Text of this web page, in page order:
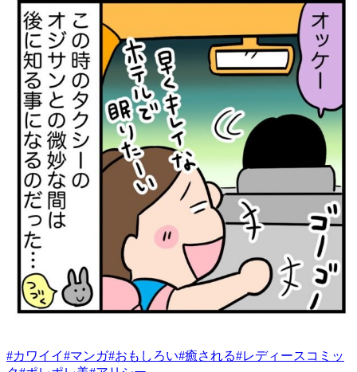
#カワイイ#マンガ#おもしろい#癒される#レディースコミッ